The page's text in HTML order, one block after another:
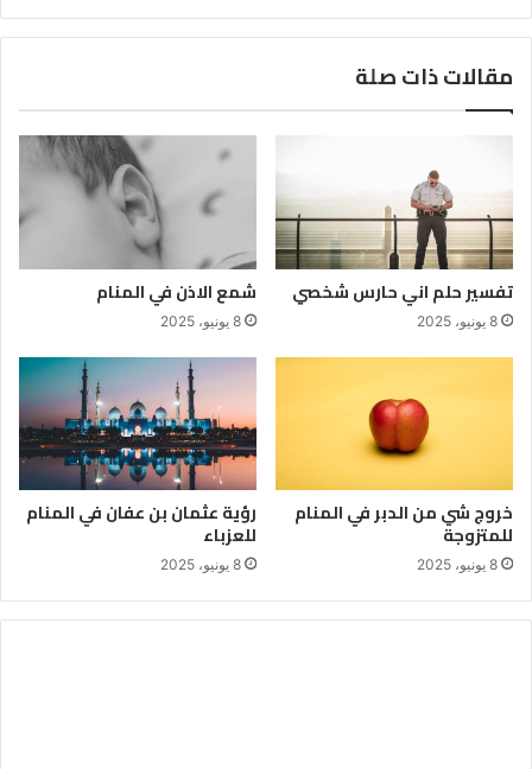
مقالات ذات صلة
تفسير حلم اني حارس شخصي
8 يونيو، 2025
شمع الاذن في المنام
8 يونيو، 2025
خروج شي من الدبر في المنام
للمتزوجة
8 يونيو، 2025
رؤية عثمان بن عفان في المنام
للعزباء
8 يونيو، 2025